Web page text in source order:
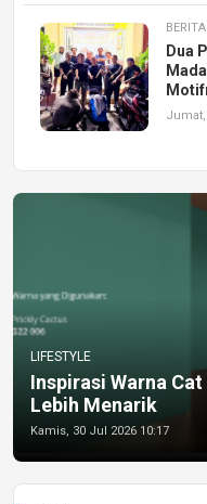
BERITA
Dua
Jumat,
LIFESTYLE
Inspirasi Warna
Lebih Menarik
Kamis, 30 Jul 2026 10:17